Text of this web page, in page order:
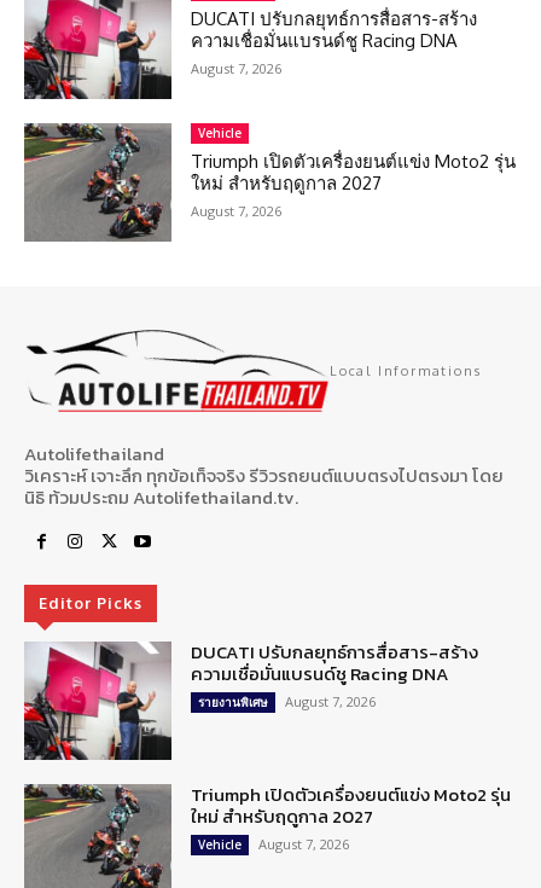
DUCATI ปรับกลยุทธ์การสื่อสาร-สร้าง
ความเชื่อมั่นแบรนด์ชู Racing DNA
August 7, 2026
Vehicle
Triumph เปิดตัวเครื่องยนต์แข่ง Moto2 รุ่น
ใหม่ สำหรับฤดูกาล 2027
August 7, 2026
Local Informations
Autolifethailand
วิเคราะห์ เจาะลึก ทุกข้อเท็จจริง รีวิวรถยนต์แบบตรงไปตรงมา โดย
นิธิ ท้วมประถม Autolifethailand.tv.
Editor Picks
DUCATI ปรับกลยุทธ์การสื่อสาร-สร้าง
ความเชื่อมั่นแบรนด์ชู Racing DNA
รายงานพิเศษ August 7, 2026
Triumph เปิดตัวเครื่องยนต์แข่ง Moto2 รุ่น
ใหม่ สำหรับฤดูกาล 2027
Vehicle August 7, 2026